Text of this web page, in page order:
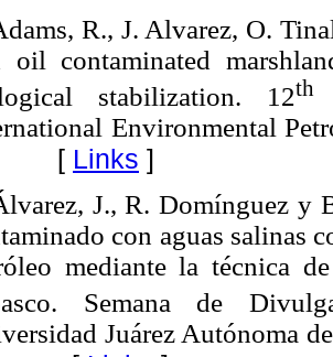
R., J. Alvarez, O.
oil contaminated
stabilization. 12th
Environmental
[ Links ]
J., R. Domínguez y
con aguas salinas
mediante la técnica
Semana de
Juárez Autónoma